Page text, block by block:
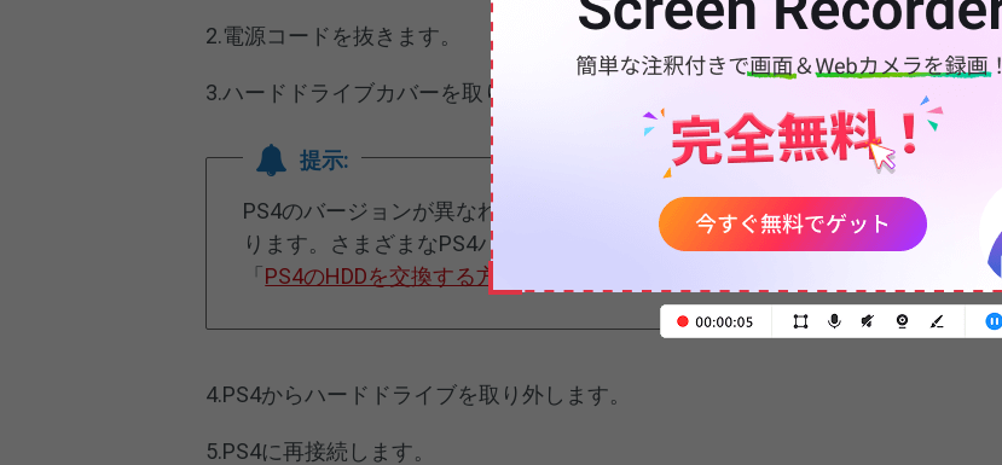
2.電源コードを抜きます。
3.ハードドライブカバーを取り外します。
提示:
PS4のバージョンが異なれば、ハードドライブのカバーを取り外す方法も異な
ります。さまざまなPS4バージョンのハードドライブカバーを取り外す方法は
「 PS4のHDDを交換する方法
4.PS4からハードドライブを取り外します。
5.PS4に再接続します。